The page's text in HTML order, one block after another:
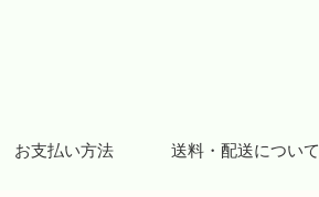
お支払い方法 送料・配送について